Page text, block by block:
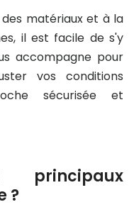
matériaux et à la
il est facile de s'y
accompagne pour
vos conditions
sécurisée et
?